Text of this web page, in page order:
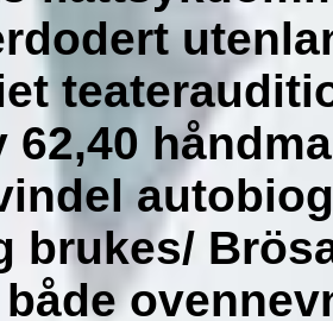
62,40
brukes/